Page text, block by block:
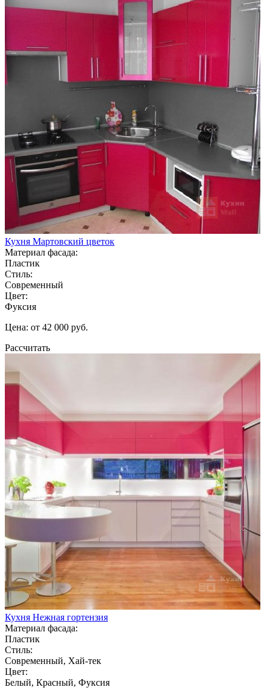
Кухня Мартовский цветок
Материал фасада:
Пластик
Стиль:
Современный
Цвет:
Фуксия
Цена: от 42 000 руб.
Рассчитать
Кухня Нежная гортензия
Материал фасада:
Пластик
Стиль:
Современный, Хай-тек
Цвет:
Белый, Красный, Фуксия